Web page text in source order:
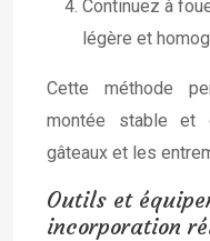
Continuez à
légère et
Cette méthode
montée stable et
gâteaux et les
Outils et
incorporation